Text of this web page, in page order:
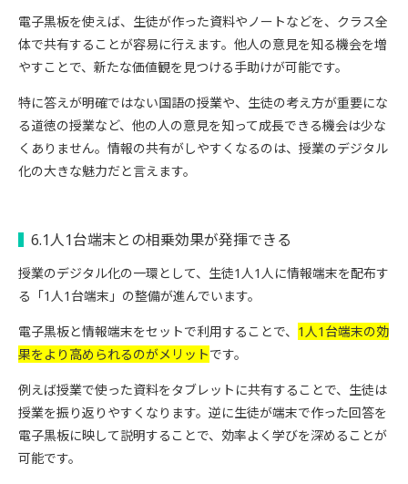
電子黒板を使えば、生徒が作った資料やノートなどを、 クラス全
体で共有することが容易に行えます。 他人の意見を知る機会を増
やすことで、新たな価値観を見つける手助けが可能です。
特に答えが明確ではない国語の授業や、生徒の考え方が重要にな
る道徳の授業など、他の人の意見を知って成長できる機会は少な
くありません。情報の共有がしやすくなるのは、授業のデジタル
化の大きな魅力だと言えます。
6.1人1台端末との相乗効果が発揮できる
授業のデジタル化の一環として、生徒1人1人に情報端末を配布す
る「1人1台端末」の整備が進んでいます。
電子黒板と情報端末をセットで利用することで、 1人1台端末の効
果をより高められるのがメリットです。
例えば授業で使った資料をタブレットに共有することで、生徒は
授業を振り返りやすくなります。逆に生徒が端末で作った回答を
電子黒板に映して説明することで、効率よく学びを深めることが
可能です。